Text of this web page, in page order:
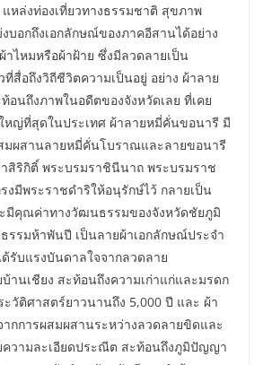
หล่งท่องเที่ยวทางธรรมชาติ สุขภาพ
บอกถึงเอกลักษณ์ของภาคอีสานได้อย่าง
าไหมหรือผ้าฝ้าย ซึ่งมีลวดลายเป็น
ที่สื่อถึงวิถีชีวิตความเป็นอยู่ อย่าง ผ้าลาย
ท้อนถึงภาพในอดีตของจังหวัดเลย ที่เคย
หญ่ที่สุดในประเทศ ผ้าลายหมี่คั่นขอนารี มี
มผสานลายหมี่คั่นโบราณและลายขอนารี
าสิริกิติ์ พระบรมราชินีนาถ พระบรมราช
มีพระราชดำริให้อนุรักษ์ไว้ กลายเป็น
มีคุณค่าทางวัฒนธรรมของจังหวัดชัยภูมิ
รรมห้าพันปี เป็นลายผ้าเอกลักษณ์ประจำ
รับแรงบันดาลใจจากลวดลาย
านเชียง สะท้อนถึงความเก่าแก่และมรดก
วัติศาสตร์ยาวนานถึง 5,000 ปี และ ผ้า
กการผสมผสานระหว่างลวดลายขิดและ
ความละเอียดประณีต สะท้อนถึงภูมิปัญญา